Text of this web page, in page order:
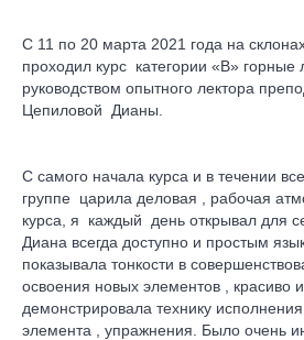
С 11 по 20 марта 2021 года на
проходил курс категории «В» горные
руководством опытного лектора
Цепиловой Дианы.
С самого начала курса и в течении
группе царила деловая , рабочая
курса, я каждый день открывал для
Диана всегда доступно и простым
показывала тонкости в
освоения новых элементов , красиво
демонстрировала технику
элемента , упражнения. Было очень